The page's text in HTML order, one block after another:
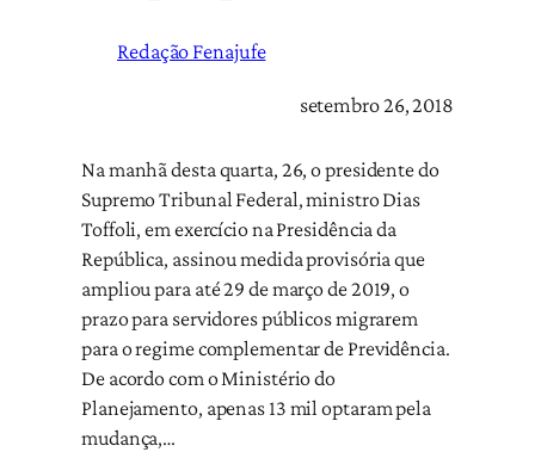
Redação Fenajufe
setembro 26, 2018
Na manhã desta quarta, 26, o presidente do
Supremo Tribunal Federal, ministro Dias
Toffoli, em exercício na Presidência da
República, assinou medida provisória que
ampliou para até 29 de março de 2019, o
prazo para servidores públicos migrarem
para o regime complementar de Previdência.
De acordo com o Ministério do
Planejamento, apenas 13 mil optaram pela
mudança,…